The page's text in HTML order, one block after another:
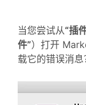
当您尝试从“插
件”）打开
载它的错误消息